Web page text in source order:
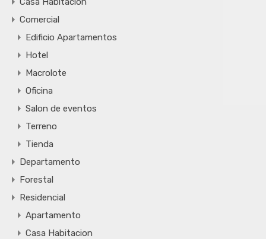
Comercial
Edificio Apartamentos
Hotel
Macrolote
Oficina
Salon de eventos
Terreno
Tienda
Departamento
Forestal
Residencial
Apartamento
Casa Habitacion